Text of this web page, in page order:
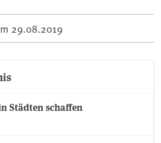
29.08.2019
Städten schaffen